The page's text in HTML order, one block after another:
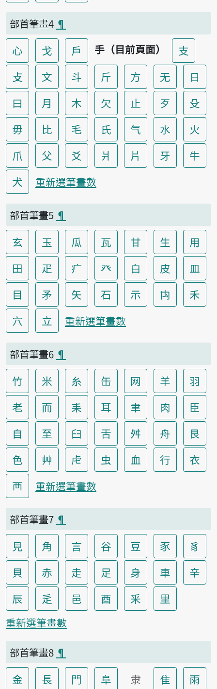
部首筆畫4 ¶
心 戈 戶 手（目前頁面）
支
攴
文 斗 斤 方 无
日
曰
月 木 欠 止 歹
殳
毋
比 毛 氏 气 水
火
爪
父 爻 爿 片 牙
牛
犬
重新選筆畫數
部首筆畫5 ¶
玄 玉 瓜 瓦 甘 生
用
田
疋 疒 癶 白 皮
皿
目
矛 矢 石 示 禸
禾
穴
立 重新選筆畫數
部首筆畫6 ¶
竹 米 糸 缶 网 羊
羽
老
而 耒 耳 聿 肉
臣
自
至 臼 舌 舛 舟
艮
色
艸 虍 虫 血 行
衣
襾
重新選筆畫數
部首筆畫7 ¶
見 角 言 谷 豆 豕
豸
貝
赤 走 足 身 車
辛
辰
辵 邑 酉 釆 里
重新選筆畫數
部首筆畫8 ¶
金 長 門 阜 隶 隹
雨